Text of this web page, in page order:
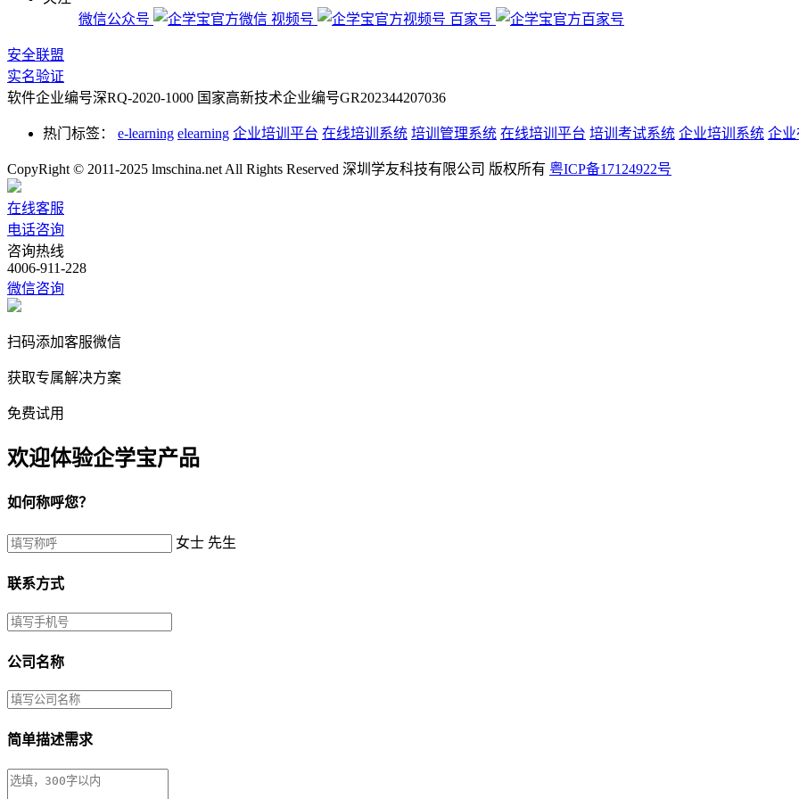
微信公众号
视频号 百家号
安全联盟
实名验证
软件企业编号深RQ-2020-1000 国家高新技术企业编号GR202344207036
热门标签： e-learning elearning 企业培训平台 在线培训系统 培训管理系统 在线培训平台 培训考试系统 企业培训系统 企业
CopyRight © 2011-2025 lmschina.net All Rights Reserved 深圳学友科技有限公司 版权所有 粤ICP备17124922号
在线客服
电话咨询
咨询热线
4006-911-228
微信咨询
扫码添加客服微信
获取专属解决方案
免费试用
欢迎体验企学宝产品
如何称呼您？
女士 先生
联系方式
公司名称
简单描述需求